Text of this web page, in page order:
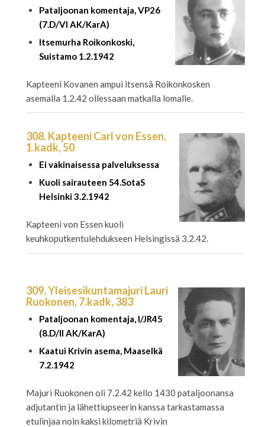
Pataljoonan komentaja, VP26
(7.D/VI AK/KarA)
Itsemurha Roikonkoski,
Suistamo 1.2.1942
Kapteeni Kovanen ampui itsensä Roikonkosken
asemalla 1.2.42 ollessaan matkalla lomalle.
308. Kapteeni Carl von Essen,
1.kadk, 50
Ei vakinaisessa palveluksessa
Kuoli sairauteen 54.SotaS
Helsinki 3.2.1942
Kapteeni von Essen kuoli
keuhkoputkentulehdukseen Helsingissä 3.2.42.
309. Yleisesikuntamajuri Lauri
Ruokonen, 7.kadk, 383
Pataljoonan komentaja, I/JR45
(8.D/II AK/KarA)
Kaatui Krivin asema, Maaselkä
7.2.1942
Majuri Ruokonen oli 7.2.42 kello 1430 pataljoonansa
adjutantin ja lähettiupseerin kanssa tarkastamassa
etulinjaa noin kaksi kilometriä Krivin